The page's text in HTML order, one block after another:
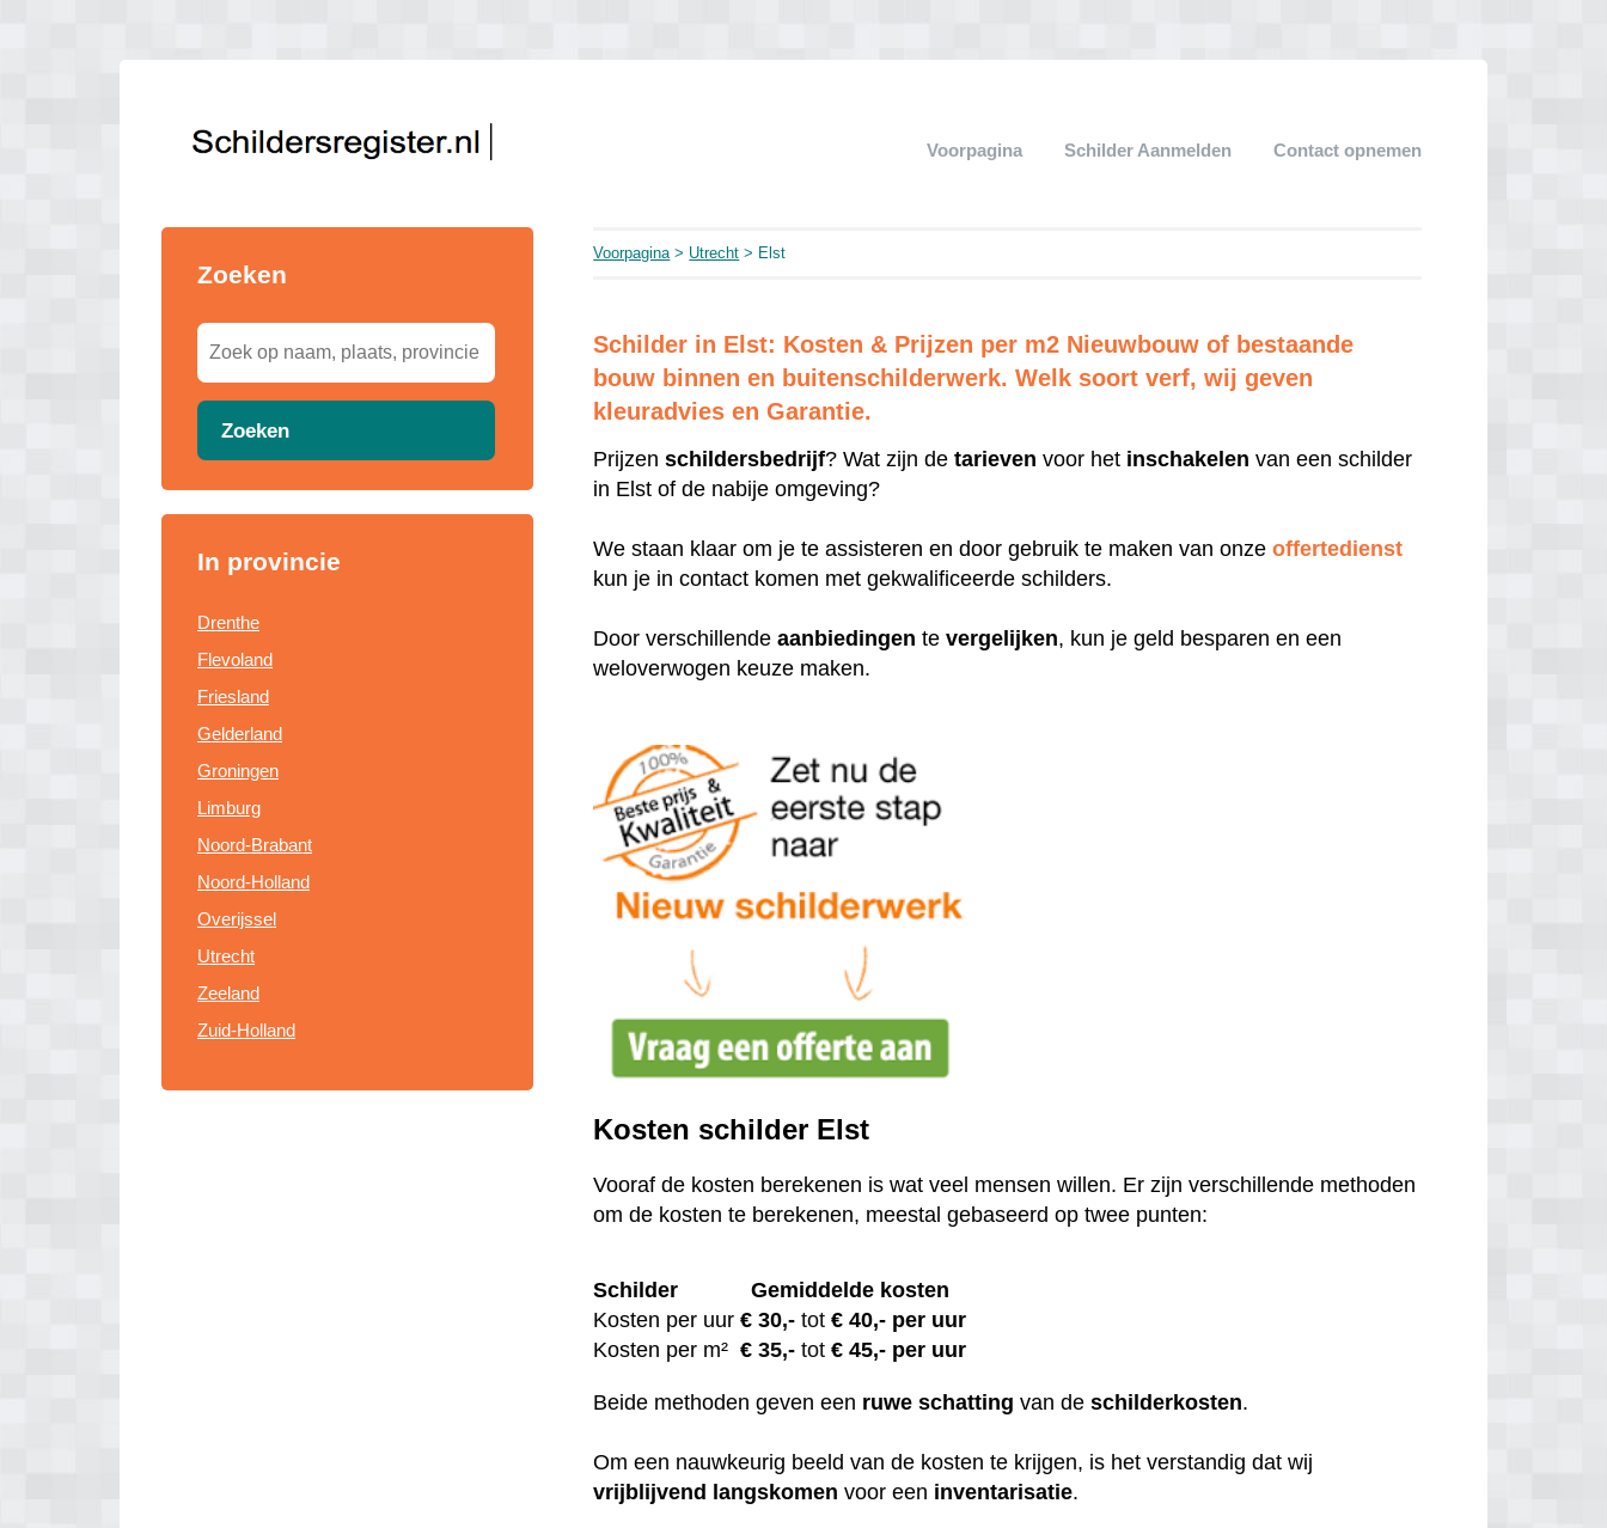
Voorpagina Schilder Aanmelden Contact opnemen
Zoeken
Zoeken
In provincie
Drenthe
Flevoland
Friesland
Gelderland
Groningen
Limburg
Noord-Brabant
Noord-Holland
Overijssel
Utrecht
Zeeland
Zuid-Holland
Voorpagina> Utrecht > Elst
Schilder in Elst: Kosten & Prijzen per m2 Nieuwbouw of bestaande
bouw binnen en buitenschilderwerk. Welk soort verf, wij geven
kleuradvies en Garantie.
Prijzenschildersbedrijf? Wat zijn detarieven voor het inschakelen van een schilder
in Elst of de nabije omgeving?
We staan klaar om je te assisteren en door gebruik te maken van onzeoffertedienst
kun je in contact komen met gekwalificeerde schilders.
Door verschillendeaanbiedingen tevergelijken, kun je geld besparen en een
weloverwogen keuze maken.
Kosten schilder Elst
Vooraf de kosten berekenen is wat veel mensen willen. Er zijn verschillende methoden
om de kosten te berekenen, meestal gebaseerd op twee punten:
Schilder
Gemiddelde kosten
Kosten per uur € 30,-tot € 40,- per uur
Kosten per m²€35,- tot € 45,- per uur
Beide methoden geven een ruwe schatting van deschilderkosten.
Om een nauwkeurig beeld van de kosten te krijgen, is het verstandig dat wij
vrijblijvend langskomen voor een inventarisatie.